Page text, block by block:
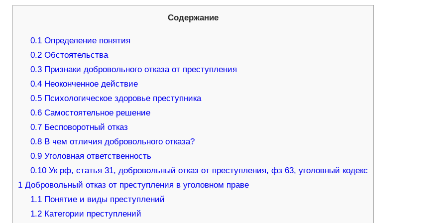
Содержание
0.1 Определение понятия
0.2 Обстоятельства
0.3 Признаки добровольного отказа от преступления
0.4 Неоконченное действие
0.5 Психологическое здоровье преступника
0.6 Самостоятельное решение
0.7 Бесповоротный отказ
0.8 В чем отличия добровольного отказа?
0.9 Уголовная ответственность
0.10 Ук рф, статья 31, добровольный отказ от преступления, фз 63, уголовный кодекс
1Добровольный отказ от преступления в уголовном праве
1.1 Понятие и виды преступлений
1.2 Категории преступлений